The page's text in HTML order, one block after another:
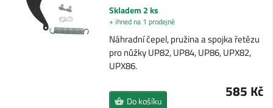
Skladem 2 ks
+ ihned na 1 prodejně
Náhradní čepel, pružina a spojka řetězu
pro nůžky UP82, UP84, UP86, UPX82,
UPX86.
585 Kč
Do košíku